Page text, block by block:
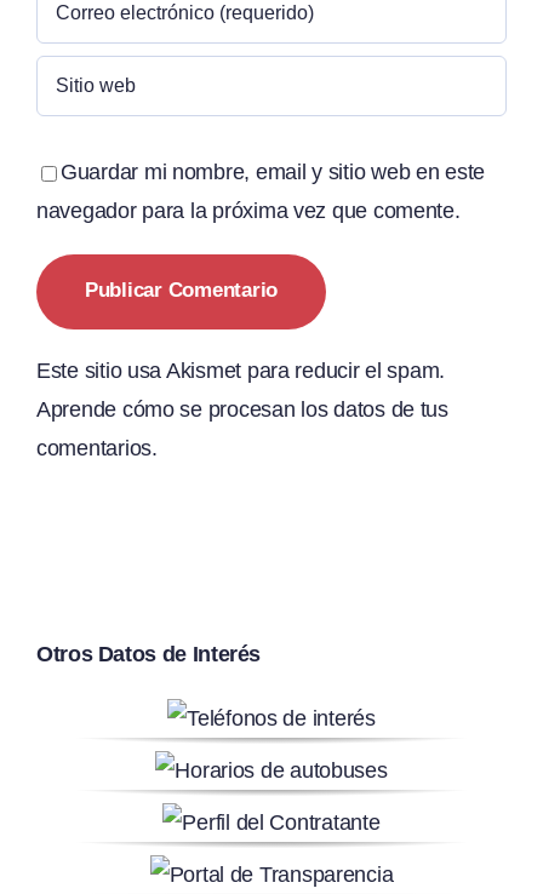
Guardar mi nombre, email y sitio web en este
navegador para la próxima vez que comente.
Este sitio usa Akismet para reducir el spam.
Aprende cómo se procesan los datos de tus
comentarios.
Otros Datos de Interés